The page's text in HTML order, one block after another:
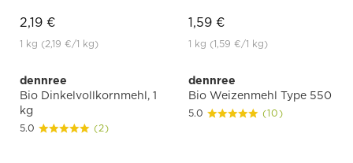
2,19 €
1 kg (2,19 €/1 kg)
1,59 €
1 kg (1,59 €/1 kg)
dennree
Bio Dinkelvollkornmehl, 1
kg
5.0 (2)
dennree
Bio Weizenmehl Type 550
5.0 (10)